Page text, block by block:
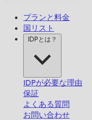
プランと料金
国リスト
IDPとは？
IDPが必要な理由
保証
よくある質問
お問い合わせ